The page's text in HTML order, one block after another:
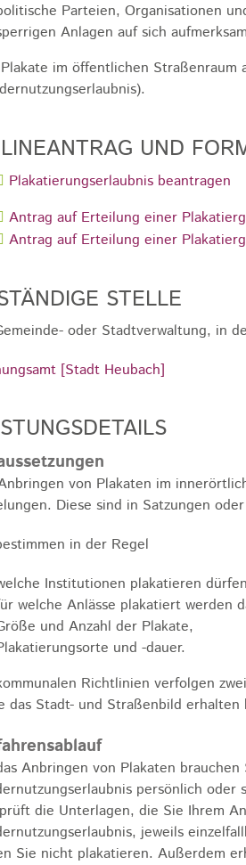
Parteien, Organisationen
Anlagen auf sich
im öffentlichen
UND
Plakatierungserlaubnis beantragen
Antrag auf Erteilung einer
Antrag auf Erteilung einer
STELLE
oder Stadtverwaltung, in
[Stadt Heubach]
von Plakaten im
Diese sind in Satzungen
in der Regel
Institutionen plakatieren
welche Anlässe plakatiert werden
und Anzahl der Plakate,
und -dauer.
Richtlinien verfolgen
das Stadt- und Straßenbild erhalten
Anbringen von Plakaten
persönlich
die Unterlagen, die Sie Ihrem
jeweils
Sie nicht plakatieren. Außerdem